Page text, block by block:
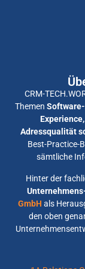
CRM-
Themen
Adressqualität
Best-Practice-
sämtliche
Hinter der
GmbH als
den oben